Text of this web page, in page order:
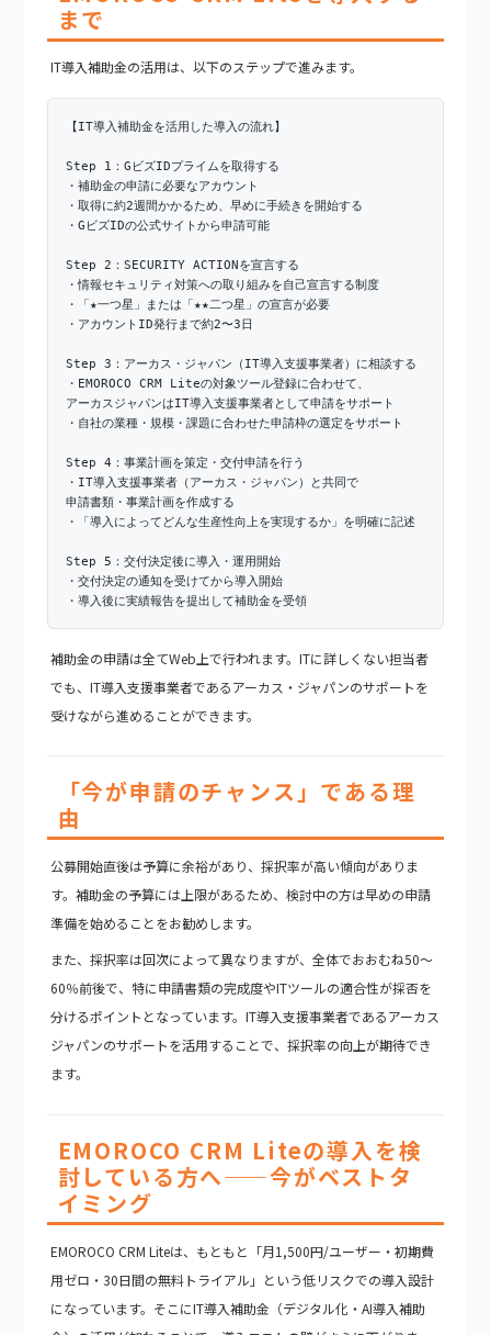
まで
IT導入補助金の活用は、以下のステップで進みます。
【IT導入補助金を活用した導入の流れ】
Step 1：GビズIDプライムを取得する
・補助金の申請に必要なアカウント
・取得に約2週間かかるため、早めに手続きを開始する
・GビズIDの公式サイトから申請可能
Step 2：SECURITY ACTIONを宣言する
・情報セキュリティ対策への取り組みを自己宣言する制度
・「★一つ星」または「★★二つ星」の宣言が必要
・アカウントID発行まで約2〜3日
Step 3：アーカス・ジャパン（IT導入支援事業者）に相談する
・EMOROCO CRM Liteの対象ツール登録に合わせて、
アーカスジャパンはIT導入支援事業者として申請をサポート
・自社の業種・規模・課題に合わせた申請枠の選定をサポート
Step 4：事業計画を策定・交付申請を行う
・IT導入支援事業者（アーカス・ジャパン）と共同で
申請書類・事業計画を作成する
・「導入によってどんな生産性向上を実現するか」を明確に記述
Step 5：交付決定後に導入・運用開始
・交付決定の通知を受けてから導入開始
・導入後に実績報告を提出して補助金を受領
補助金の申請は全てWeb上で行われます。ITに詳しくない担当者
でも、IT導入支援事業者であるアーカス・ジャパンのサポートを
受けながら進めることができます。
「今が申請のチャンス」である理
由
公募開始直後は予算に余裕があり、採択率が高い傾向がありま
す。補助金の予算には上限があるため、検討中の方は早めの申請
準備を始めることをお勧めします。
また、採択率は回次によって異なりますが、全体でおおむね50〜
60％前後で、特に申請書類の完成度やITツールの適合性が採否を
分けるポイントとなっています。IT導入支援事業者であるアーカス
ジャパンのサポートを活用することで、採択率の向上が期待でき
ます。
EMOROCO CRM Liteの導入を検
討している方へ——今がベストタ
イミング
EMOROCO CRM Liteは、もともと「月1,500円/ユーザー・初期費
用ゼロ・30日間の無料トライアル」という低リスクでの導入設計
になっています。そこにIT導入補助金（デジタル化・AI導入補助